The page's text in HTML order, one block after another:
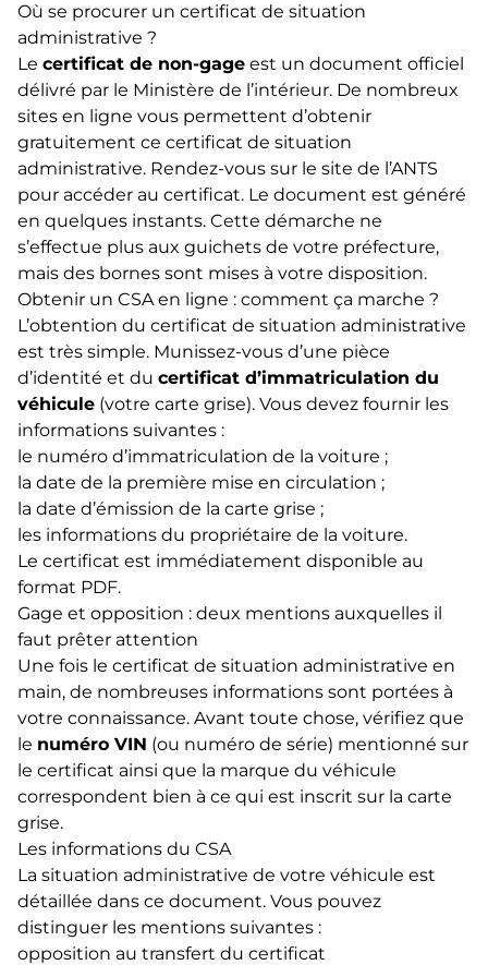
Où se procurer un certificat de situation
administrative ?
Le certificat de non-gage est un document officiel
délivré par le Ministère de l’intérieur. De nombreux
sites en ligne vous permettent d’obtenir
gratuitement ce certificat de situation
administrative. Rendez-vous sur le site de l’ANTS
pour accéder au certificat. Le document est généré
en quelques instants. Cette démarche ne
s’effectue plus aux guichets de votre préfecture,
mais des bornes sont mises à votre disposition.
Obtenir un CSA en ligne : comment ça marche ?
L’obtention du certificat de situation administrative
est très simple. Munissez-vous d’une pièce
d’identité et du certificat d’immatriculation du
véhicule (votre carte grise). Vous devez fournir les
informations suivantes :
le numéro d’immatriculation de la voiture ;
la date de la première mise en circulation ;
la date d’émission de la carte grise ;
les informations du propriétaire de la voiture.
Le certificat est immédiatement disponible au
format PDF.
Gage et opposition : deux mentions auxquelles il
faut prêter attention
Une fois le certificat de situation administrative en
main, de nombreuses informations sont portées à
votre connaissance. Avant toute chose, vérifiez que
le numéro VIN (ou numéro de série) mentionné sur
le certificat ainsi que la marque du véhicule
correspondent bien à ce qui est inscrit sur la carte
grise.
Les informations du CSA
La situation administrative de votre véhicule est
détaillée dans ce document. Vous pouvez
distinguer les mentions suivantes :
opposition au transfert du certificat